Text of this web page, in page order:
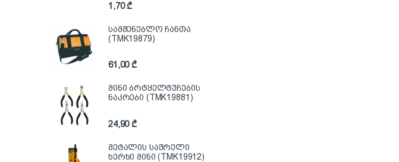
1,70₾
სამშენებლო ჩანთა
(TMK19879)
61,00₾
მინი ბრტყელტუჩების
ნაკრები (TMK19881)
24,90₾
მეტალის საჭრელი
ხერხი მინი (TMK19912)